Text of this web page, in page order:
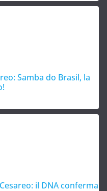
Samba do Brasil, la
il DNA conferma